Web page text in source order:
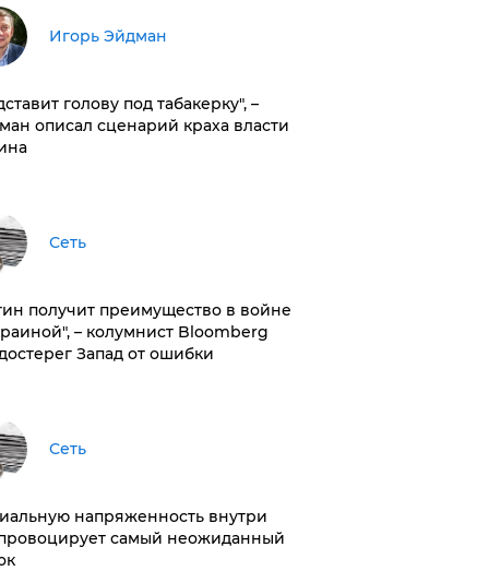
Игорь Эйдман
голову под табакерку", –
описал сценарий краха власти
Сеть
получит преимущество в войне
– колумнист Bloomberg
Запад от ошибки
Сеть
напряженность внутри
самый неожиданный